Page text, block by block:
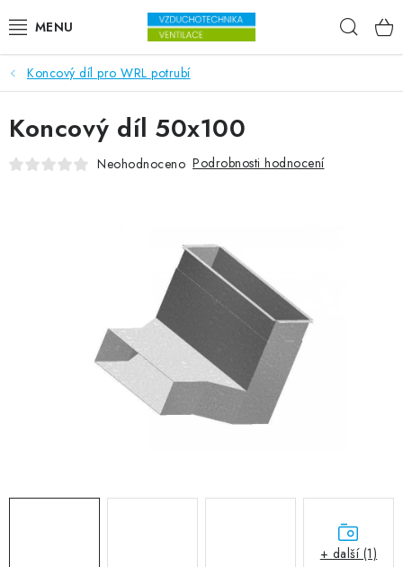
VENTILÁTORY
VZDUCHOTECHNIKA
REKUPERACE
ODVLHČOVAČE
ZVLHČOVAČE VZDUCHU PRŮMYSLOVÉ
VÝPRODEJ
Koncový díl pro WRL potrubí
Koncový díl 50x100
Neohodnoceno Podrobnosti hodnocení
+ další (1)